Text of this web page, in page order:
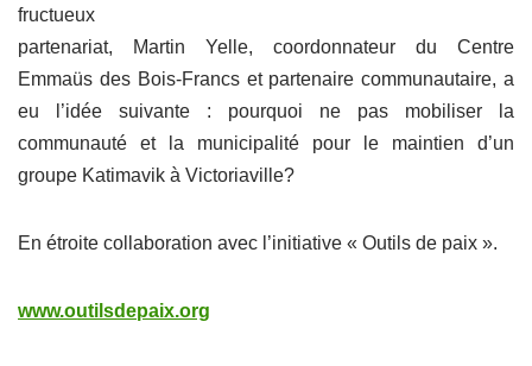
fructueux
partenariat, Martin Yelle, coordonnateur du Centre
Emmaüs des Bois-Francs et partenaire communautaire, a
eu l’idée suivante : pourquoi ne pas mobiliser la
communauté et la municipalité pour le maintien d’un
groupe Katimavik à Victoriaville?
En étroite collaboration avec l’initiative « Outils de paix ».
www.outilsdepaix.org